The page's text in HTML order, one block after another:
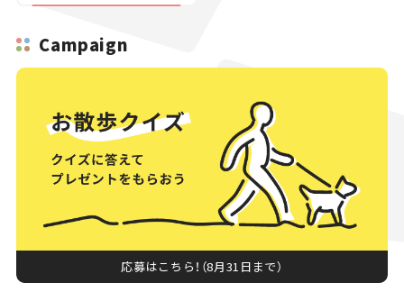
Campaign
応募はこちら！（8月31日まで）